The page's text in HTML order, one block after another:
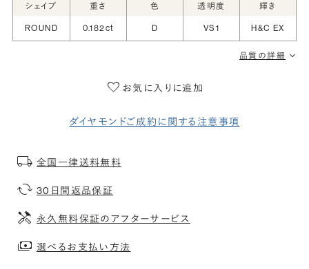
シェイプ 重さ 色 透明度 輝き
ROUND 0.182ct D VS1 H&C EX
品質の詳細
お気に入りに追加
ダイヤモンドご成約に関する注意事項
全国一律送料無料
30日間返品保証
永久無料保証のアフターサービス
選べるお支払い方法